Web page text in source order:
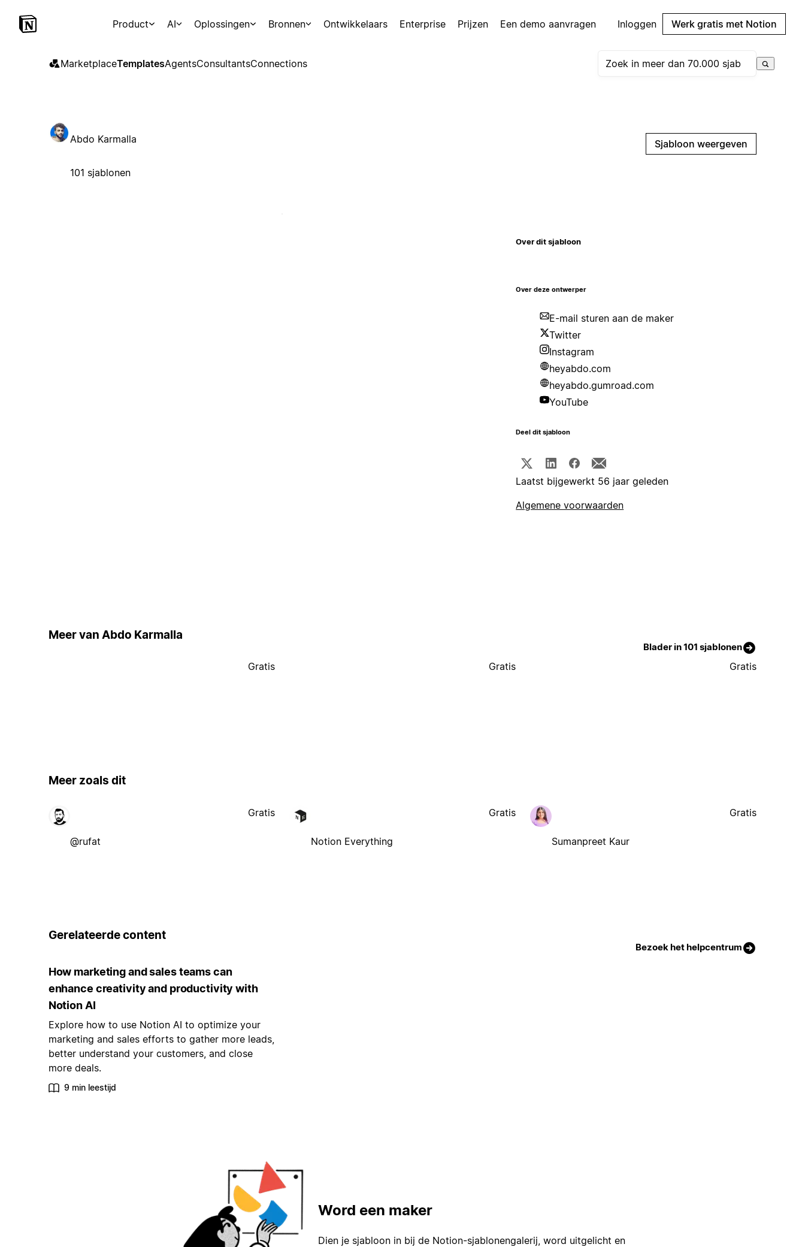
Product AI Oplossingen Bronnen Ontwikkelaars Enterprise Prijzen Een demo aanvragen Inloggen Werk gratis met Notion
MarketplaceTemplatesAgentsConsultantsConnections
Abdo Karmalla
101 sjablonen
Sjabloon weergeven
Over dit sjabloon
Over deze ontwerper
E-mail sturen aan de maker
Twitter
Instagram
heyabdo.com
heyabdo.gumroad.com
YouTube
Deel dit sjabloon
Laatst bijgewerkt 56 jaar geleden
Algemene voorwaarden
Meer van Abdo Karmalla
Blader in 101 sjablonen
Gratis Gratis Gratis
Meer zoals dit
@rufat
Gratis
Notion Everything
Gratis
Sumanpreet Kaur
Gratis
Gerelateerde content
Bezoek het helpcentrum
How marketing and sales teams can
enhance creativity and productivity with
Notion AI
Explore how to use Notion AI to optimize your
marketing and sales efforts to gather more leads,
better understand your customers, and close
more deals.
9 min leestijd
Word een maker
Dien je sjabloon in bij de Notion-sjablonengalerij, word uitgelicht en